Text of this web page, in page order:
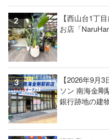
【西山台1丁
お店「
【2026年9月
ソン 南海金剛
銀行跡地の建